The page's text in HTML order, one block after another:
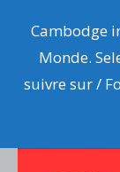
content
Cambodge
Monde.
suivre sur /